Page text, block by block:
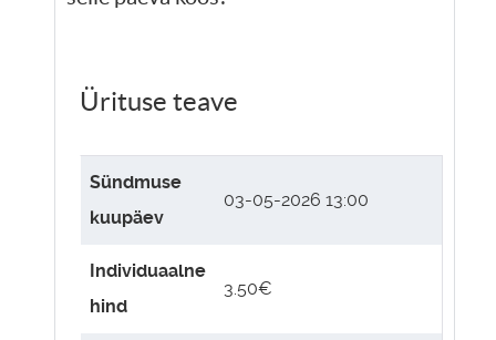
Ürituse teave
Sündmuse
kuupäev
03-05-2026 13:00
Individuaalne
hind
3.50€